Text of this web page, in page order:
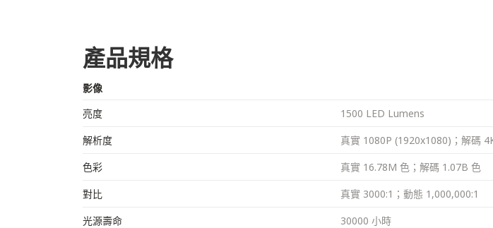
產品規格
影像
亮度
1500 LED Lumens
解析度
真實 1080P (1920x1080)；解碼
色彩
真實 16.78M 色；解碼 1.07B 色
對比
真實 3000:1；動態 1,000,000:1
光源壽命
30000 小時